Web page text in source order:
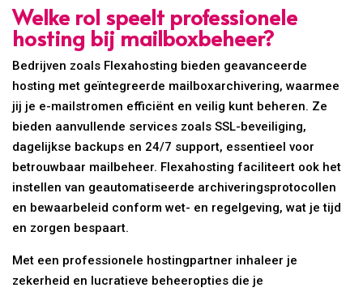
Welke rol speelt professionele
hosting bij mailboxbeheer?
Bedrijven zoals Flexahosting bieden geavanceerde
hosting met geïntegreerde mailboxarchivering, waarmee
jij je e-mailstromen efficiënt en veilig kunt beheren. Ze
bieden aanvullende services zoals SSL-beveiliging,
dagelijkse backups en 24/7 support, essentieel voor
betrouwbaar mailbeheer. Flexahosting faciliteert ook het
instellen van geautomatiseerde archiveringsprotocollen
en bewaarbeleid conform wet- en regelgeving, wat je tijd
en zorgen bespaart.
Met een professionele hostingpartner inhaleer je
zekerheid en lucratieve beheeropties die je